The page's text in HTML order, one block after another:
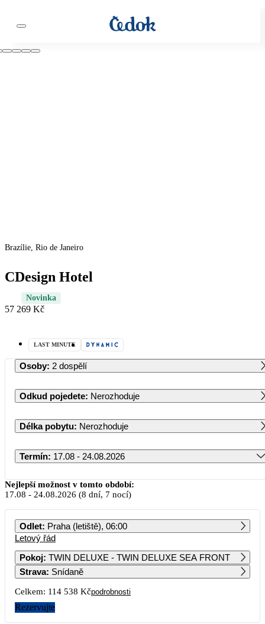
Brazílie, Rio de Janeiro
CDesign Hotel
Novinka
57 269 Kč
LAST MINUTE
Osoby: 2 dospělí
Odkud pojedete: Nerozhoduje
Délka pobytu: Nerozhoduje
Termín: 17.08 - 24.08.2026
Srpen 2026
PO ÚT ST ČT PÁ SO NE
3
Nejlepší možnost v tomto období:
17.08 - 24.08.2026 (8 dní, 7 nocí)
Odlet: Praha (letiště), 06:00
Letový řád
Pokoj: TWIN DELUXE - TWIN DELUXE SEA FRONT
Strava: Snídaně
Celkem: 114 538 Kčpodrobnosti
Rezervujte